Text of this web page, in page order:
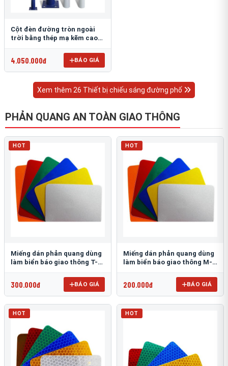
Cột đèn đường tròn ngoài
trời bằng thép mạ kẽm cao
4.050.000đ BÁO GIÁ
Xem thêm 26 Thiết bị chiếu sáng đường phố
PHẢN QUANG AN TOÀN GIAO THÔNG
HOT
Miếng dán phản quang dùng
làm biển báo giao thông T-
300.000đ BÁO GIÁ
HOT
Miếng dán phản quang dùng
làm biển báo giao thông M-
200.000đ BÁO GIÁ
HOT HOT